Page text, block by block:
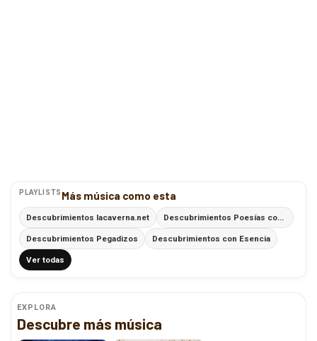
PLAYLISTS Más música como esta
Descubrimientos lacaverna.net
Descubrimientos Pegadizos Descubrimientos con Esencia
Ver todas
EXPLORA
Descubre más música